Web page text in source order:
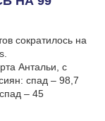
сократилось на
Антальи, с
спад – 98,7
– 45